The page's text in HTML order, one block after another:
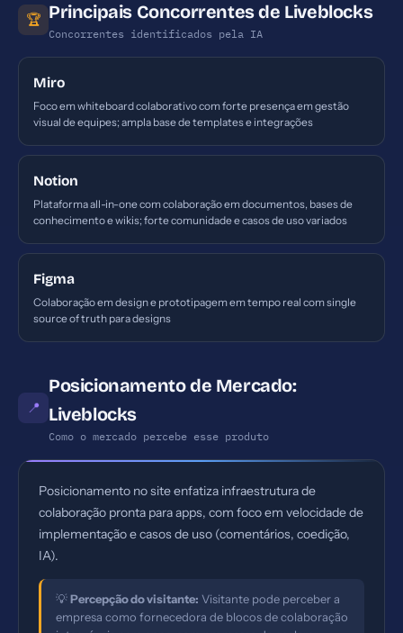
🏆 Principais Concorrentes de Liveblocks
Concorrentes identificados pela IA
Miro
Foco em whiteboard colaborativo com forte presença em gestão
visual de equipes; ampla base de templates e integrações
Notion
Plataforma all-in-one com colaboração em documentos, bases de
conhecimento e wikis; forte comunidade e casos de uso variados
Figma
Colaboração em design e prototipagem em tempo real com single
source of truth para designs
📍
Posicionamento de Mercado:
Liveblocks
Como o mercado percebe esse produto
Posicionamento no site enfatiza infraestrutura de
colaboração pronta para apps, com foco em velocidade de
implementação e casos de uso (comentários, coedição,
IA).
💡Percepção do visitante: Visitante pode perceber a
empresa como fornecedora de blocos de colaboração